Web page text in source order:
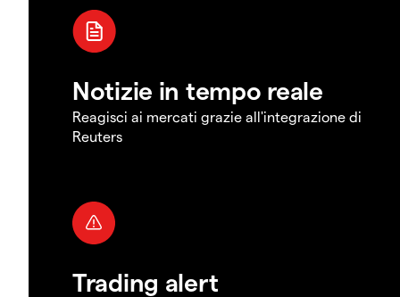
Notizie in tempo reale
Reagisci ai mercati grazie all'integrazione di
Reuters
Trading alert